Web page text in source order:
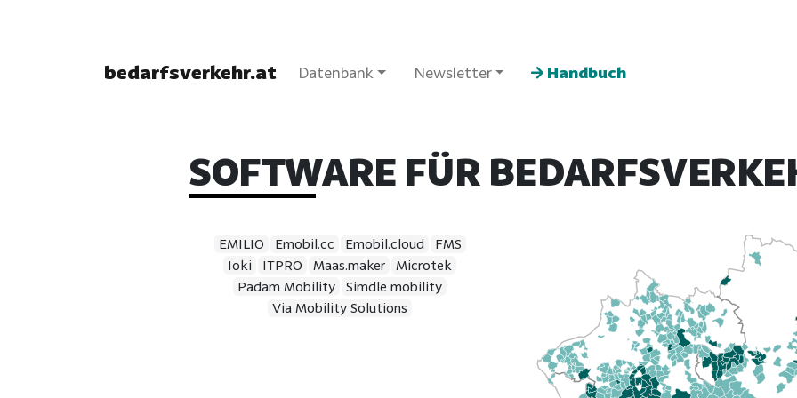
bedarfsverkehr.at Datenbank Newsletter Handbuch
SOFTWARE FÜR
EMILIO Emobil.cc Emobil.cloud
FMS
Ioki
ITPRO Maas.maker
Microtek
Padam Mobility
Simdle mobility
Via Mobility Solutions